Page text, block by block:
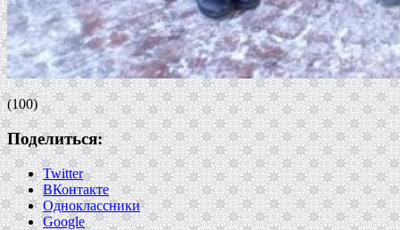
(100)
Поделиться:
Twitter
ВКонтакте
Одноклассники
Google